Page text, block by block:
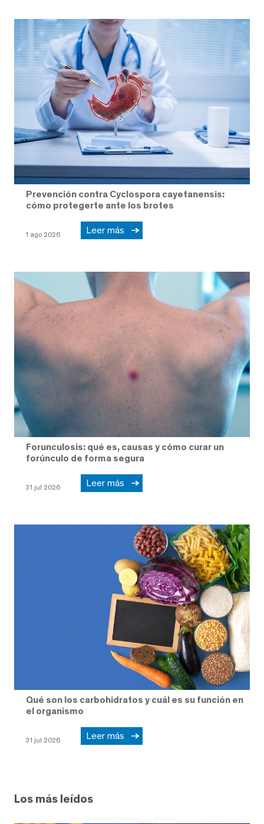
Prevención contra Cyclospora cayetanensis:
cómo protegerte ante los brotes
1 ago 2026 Leer más
Forunculosis: qué es, causas y cómo curar un
forúnculo de forma segura
31 jul 2026 Leer más
Qué son los carbohidratos y cuál es su función en
el organismo
31 jul 2026 Leer más
Los más leídos